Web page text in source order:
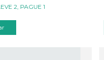
2, PAGUE 1